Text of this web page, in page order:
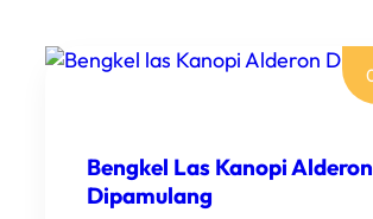
Bengkel Las Kanopi Alderon
Dipamulang